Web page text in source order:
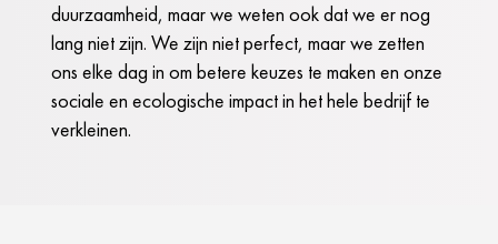
duurzaamheid, maar we weten ook dat we er nog
lang niet zijn. We zijn niet perfect, maar we zetten
ons elke dag in om betere keuzes te maken en onze
sociale en ecologische impact in het hele bedrijf te
verkleinen.